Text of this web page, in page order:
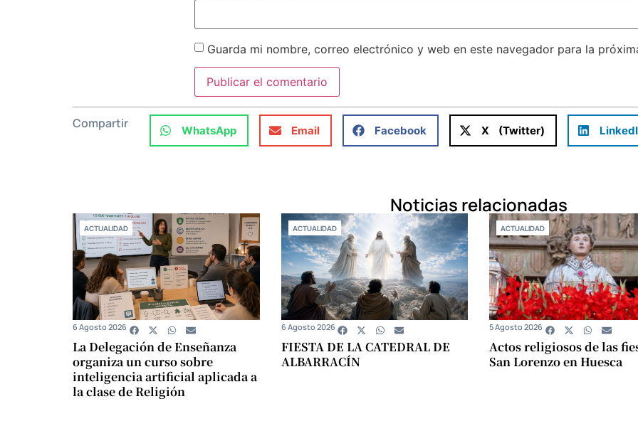
Guarda mi nombre, correo electrónico y web en este navegador para la
Compartir WhatsApp Email Facebook X (Twitter)
Noticias relacionadas
ACTUALIDAD
La Delegación de Enseñanza
organiza un curso sobre
inteligencia artificial aplicada a
la clase de Religión
6 Agosto 2026
ACTUALIDAD
FIESTA DE LA CATEDRAL DE
ALBARRACÍN
6 Agosto 2026
ACTUALIDAD
Actos religiosos de las
San Lorenzo en Huesca
5 Agosto 2026